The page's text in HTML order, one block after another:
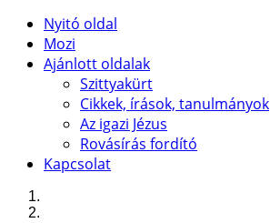
Nyitó oldal
Mozi
Ajánlott oldalak
Szittyakürt
Cikkek, írások, tanulmányok
Az igazi Jézus
Rovásírás fordító
Kapcsolat